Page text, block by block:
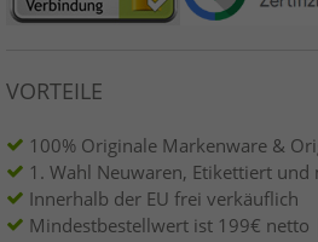
VORTEILE
100% Originale Markenware &
1. Wahl Neuwaren, Etikettiert und
Innerhalb der EU frei verkäuflich
Mindestbestellwert ist 199€ netto